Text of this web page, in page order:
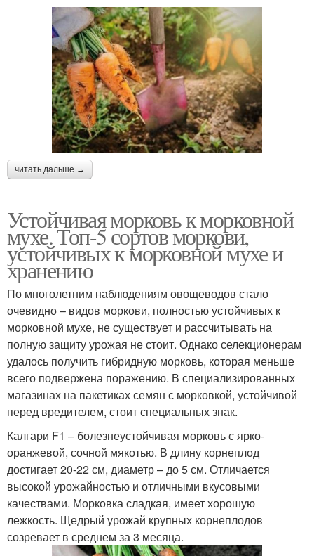
читать дальше →
Устойчивая морковь к морковной
мухе. Топ-5 сортов моркови,
устойчивых к морковной мухе и
хранению
По многолетним наблюдениям овощеводов стало
очевидно – видов моркови, полностью устойчивых к
морковной мухе, не существует и рассчитывать на
полную защиту урожая не стоит. Однако селекционерам
удалось получить гибридную морковь, которая меньше
всего подвержена поражению. В специализированных
магазинах на пакетиках семян с морковкой, устойчивой
перед вредителем, стоит специальных знак.
Калгари F1 – болезнеустойчивая морковь с ярко-
оранжевой, сочной мякотью. В длину корнеплод
достигает 20-22 см, диаметр – до 5 см. Отличается
высокой урожайностью и отличными вкусовыми
качествами. Морковка сладкая, имеет хорошую
лежкость. Щедрый урожай крупных корнеплодов
созревает в среднем за 3 месяца.